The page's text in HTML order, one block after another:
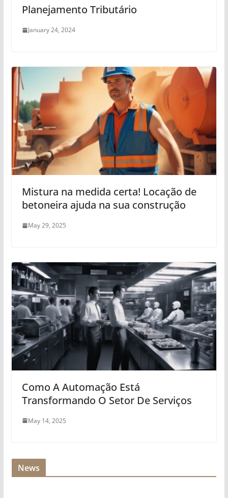
Planejamento Tributário
January 24, 2024
Mistura na medida certa! Locação de
betoneira ajuda na sua construção
May 29, 2025
Como A Automação Está
Transformando O Setor De Serviços
May 14, 2025
News